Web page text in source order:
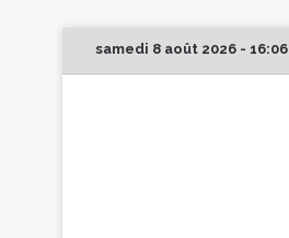
samedi 8 août 2026 - 16:06